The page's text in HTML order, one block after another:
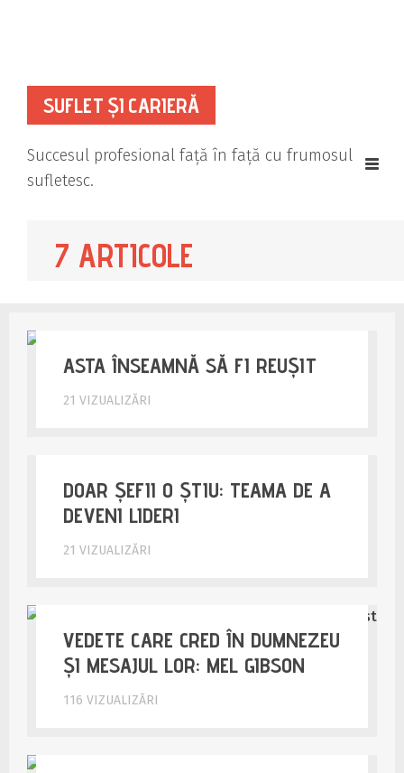
SUFLET ȘI CARIERĂ
Succesul profesional faţă în faţă cu frumosul
sufletesc.
7 ARTICOLE
ASTA ÎNSEAMNĂ SĂ FI REUȘIT
21 VIZUALIZĂRI
DOAR ȘEFII O ȘTIU: TEAMA DE A
DEVENI LIDERI
21 VIZUALIZĂRI
VEDETE CARE CRED ÎN DUMNEZEU
ȘI MESAJUL LOR: MEL GIBSON
116 VIZUALIZĂRI